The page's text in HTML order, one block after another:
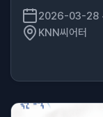
2026-03-28
KNN씨어터